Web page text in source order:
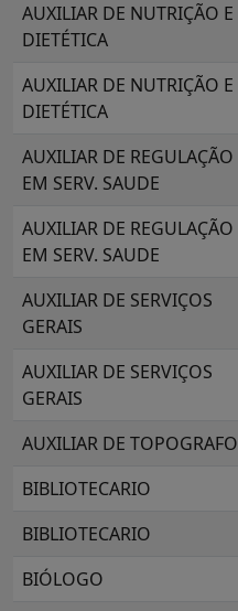
AUXILIAR DE NUTRIÇÃO E
DIETÉTICA
AUXILIAR DE NUTRIÇÃO E
DIETÉTICA
AUXILIAR DE REGULAÇÃO
EM SERV. SAUDE
AUXILIAR DE REGULAÇÃO
EM SERV. SAUDE
AUXILIAR DE SERVIÇOS
GERAIS
AUXILIAR DE SERVIÇOS
GERAIS
AUXILIAR DE TOPOGRAFO
BIBLIOTECARIO
BIBLIOTECARIO
BIÓLOGO